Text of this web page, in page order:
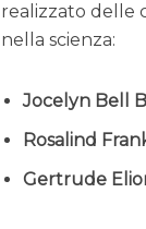
realizzato delle
nella scienza:
Jocelyn Bell
Rosalind
Gertrude